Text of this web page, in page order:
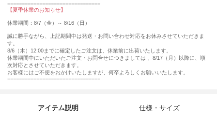
================================
【夏季休業のお知らせ】
休業期間：8/7（金）～ 8/16（日）
誠に勝手ながら、上記期間中は発送・お問い合わせ対応をお休みさせていただきま
す。
8/6（木）12:00までに確定したご注文は、休業前に出荷いたします。
休業期間中にいただいたご注文・お問合せにつきましては 、8/17（月）以降に、順
次対応とさせていただきます。
お客様にはご不便をおかけいたしますが、何卒よろしくお願いいたします。
================================
アイテム説明 仕様・サイズ